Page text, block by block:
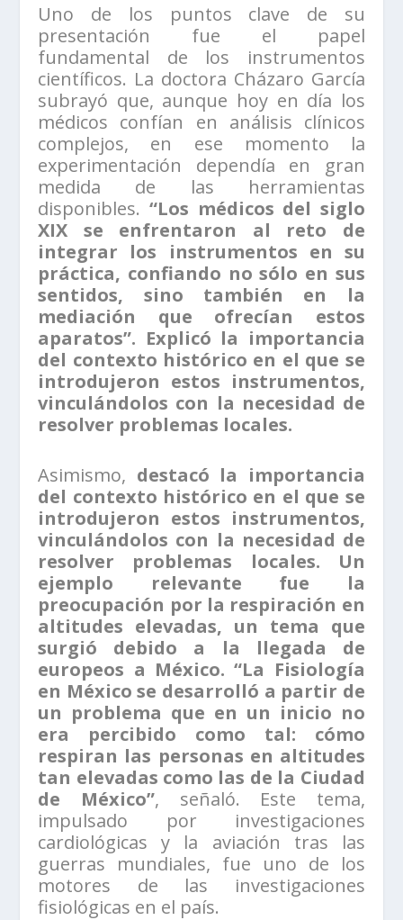
Uno de los puntos clave de su
presentación fue el papel
fundamental de los instrumentos
científicos. La doctora Cházaro García
subrayó que, aunque hoy en día los
médicos confían en análisis clínicos
complejos, en ese momento la
experimentación dependía en gran
medida de las herramientas
disponibles. “Los médicos del siglo
XIX se enfrentaron al reto de
integrar los instrumentos en su
práctica, confiando no sólo en sus
sentidos, sino también en la
mediación que ofrecían estos
aparatos”. Explicó la importancia
del contexto histórico en el que se
introdujeron estos instrumentos,
vinculándolos con la necesidad de
resolver problemas locales.
Asimismo, destacó la importancia
del contexto histórico en el que se
introdujeron estos instrumentos,
vinculándolos con la necesidad de
resolver problemas locales. Un
ejemplo relevante fue la
preocupación por la respiración en
altitudes elevadas, un tema que
surgió debido a la llegada de
europeos a México. “La Fisiología
en México se desarrolló a partir de
un problema que en un inicio no
era percibido como tal: cómo
respiran las personas en altitudes
tan elevadas como las de la Ciudad
de México”, señaló. Este tema,
impulsado por investigaciones
cardiológicas y la aviación tras las
guerras mundiales, fue uno de los
motores de las investigaciones
fisiológicas en el país.